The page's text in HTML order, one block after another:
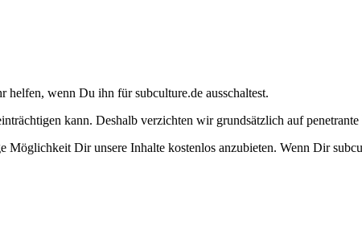
helfen, wenn Du ihn für subculture.de ausschaltest.
kann. Deshalb verzichten wir grundsätzlich auf
Möglichkeit Dir unsere Inhalte kostenlos anzubieten. Wenn Dir